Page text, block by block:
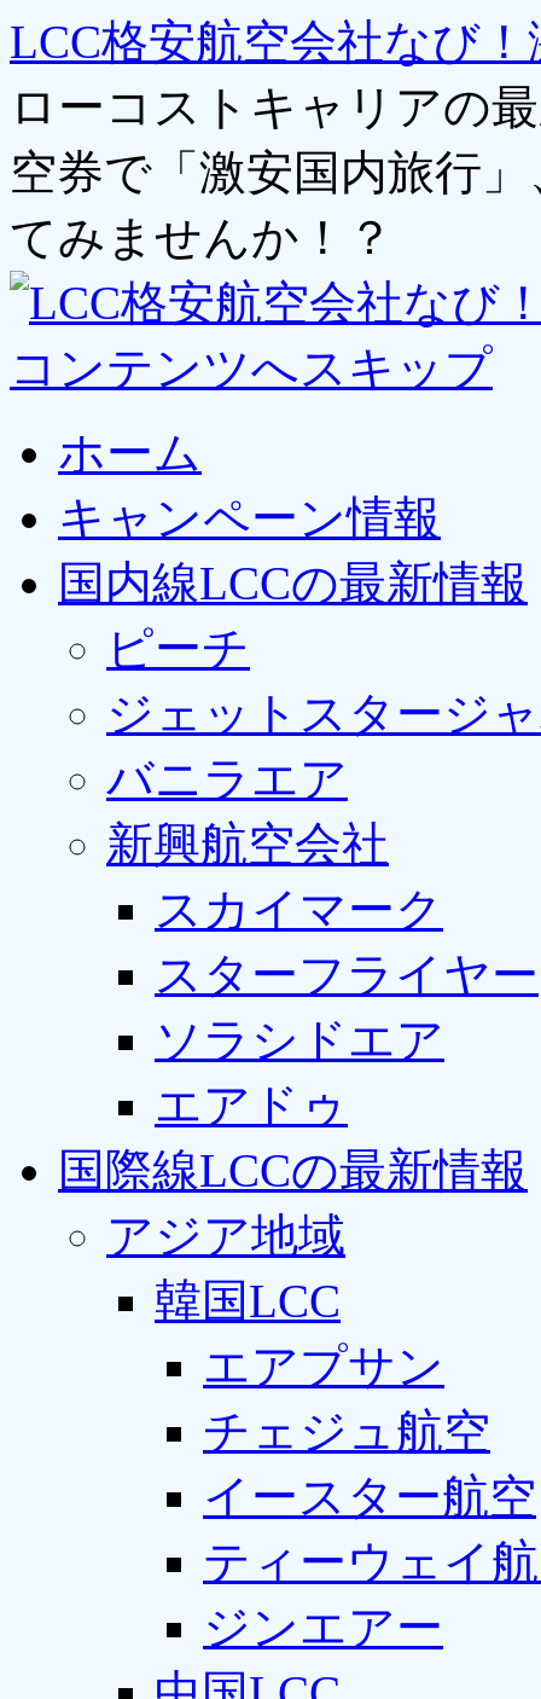
LCC格安航空会社なび
ローコストキャリアの
空券で「激安国内旅行
てみませんか！？
コンテンツへスキップ
ホーム
キャンペーン情報
国内線LCCの最新情報
ピーチ
ジェットスタージ
バニラエア
新興航空会社
スカイマーク
スターフライヤー
ソラシドエア
エアドゥ
国際線LCCの最新情報
アジア地域
韓国LCC
エアプサン
チェジュ航空
イースター航空
ティーウェイ
ジンエアー